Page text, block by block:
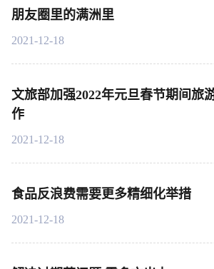
朋友圈里的满洲里
2021-12-18
文旅部加强2022年元旦春节期间旅
作
2021-12-18
食品反浪费需要更多精细化举措
2021-12-18